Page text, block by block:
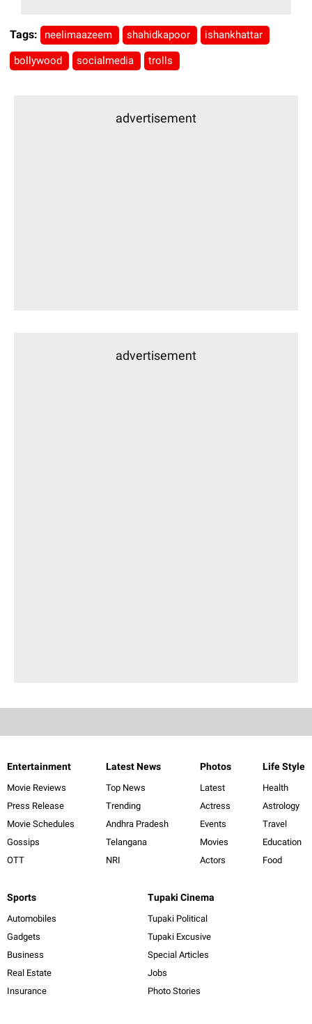
Tags: neelimaazeem shahidkapoor ishankhattar
bollywood socialmedia trolls
advertisement
advertisement
Entertainment
Movie Reviews
Press Release
Movie Schedules
Gossips
OTT
Latest News
Top News
Trending
Andhra Pradesh
Telangana
NRI
Photos
Latest
Actress
Events
Movies
Actors
Life Style
Health
Astrology
Travel
Education
Food
Sports
Automobiles
Gadgets
Business
Real Estate
Insurance
Tupaki Cinema
Tupaki Political
Tupaki Excusive
Special Articles
Jobs
Photo Stories